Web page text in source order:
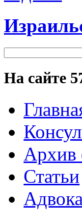
На сайте
Архив
Статьи